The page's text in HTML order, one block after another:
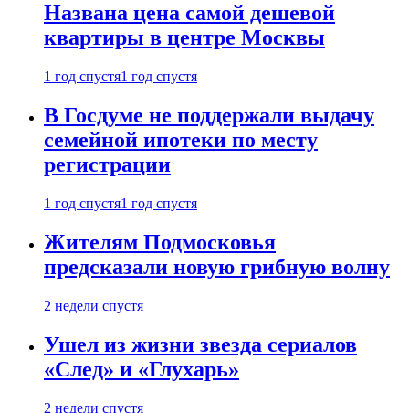
Названа цена самой дешевой
квартиры в центре Москвы
1 год спустя1 год спустя
В Госдуме не поддержали выдачу
семейной ипотеки по месту
регистрации
1 год спустя1 год спустя
Жителям Подмосковья
предсказали новую грибную волну
2 недели спустя
Ушел из жизни звезда сериалов
«След» и «Глухарь»
2 недели спустя